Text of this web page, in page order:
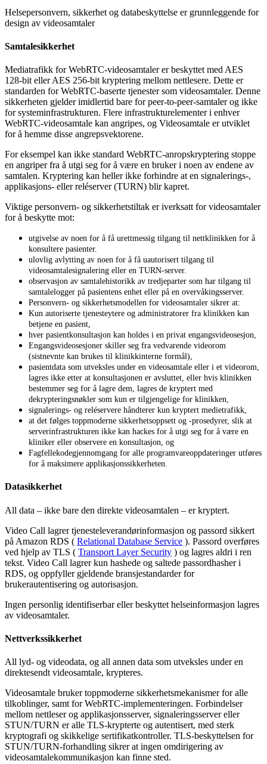
Helsepersonvern, sikkerhet og databeskyttelse er grunnleggende for
design av videosamtaler
Samtalesikkerhet
Mediatrafikk for WebRTC-videosamtaler er beskyttet med AES
128-bit eller AES 256-bit kryptering mellom nettlesere. Dette er
standarden for WebRTC-baserte tjenester som videosamtaler. Denne
sikkerheten gjelder imidlertid bare for peer-to-peer-samtaler og ikke
for systeminfrastrukturen. Flere infrastrukturelementer i enhver
WebRTC-videosamtale kan angripes, og Videosamtale er utviklet
for å hemme disse angrepsvektorene.
For eksempel kan ikke standard WebRTC-anropskryptering stoppe
en angriper fra å utgi seg for å være en bruker i noen av endene av
samtalen. Kryptering kan heller ikke forhindre at en signalerings-,
applikasjons- eller reléserver (TURN) blir kapret.
Viktige personvern- og sikkerhetstiltak er iverksatt for videosamtaler
for å beskytte mot:
utgivelse av noen for å få urettmessig tilgang til nettklinikken for å
konsultere pasienter.
ulovlig avlytting av noen for å få uautorisert tilgang til
videosamtalesignalering eller en TURN-server.
observasjon av samtalehistorikk av tredjeparter som har tilgang til
samtalelogger på pasientens enhet eller på en overvåkingsserver.
Personvern- og sikkerhetsmodellen for videosamtaler sikrer at:
Kun autoriserte tjenesteytere og administratorer fra klinikken kan
betjene en pasient,
hver pasientkonsultasjon kan holdes i en privat engangsvideosesjon,
Engangsvideosesjoner skiller seg fra vedvarende videorom
(sistnevnte kan brukes til klinikkinterne formål),
pasientdata som utveksles under en videosamtale eller i et videorom,
lagres ikke etter at konsultasjonen er avsluttet, eller hvis klinikken
bestemmer seg for å lagre dem, lagres de kryptert med
dekrypteringsnøkler som kun er tilgjengelige for klinikken,
signalerings- og reléservere håndterer kun kryptert medietrafikk,
at det følges toppmoderne sikkerhetsoppsett og -prosedyrer, slik at
serverinfrastrukturen ikke kan hackes for å utgi seg for å være en
kliniker eller observere en konsultasjon, og
Fagfellekodegjennomgang for alle programvareoppdateringer utføres
for å maksimere applikasjonssikkerheten.
Datasikkerhet
All data – ikke bare den direkte videosamtalen – er kryptert.
Video Call lagrer tjenesteleverandørinformasjon og passord sikkert
på Amazon RDS ( Relational Database Service ). Passord overføres
ved hjelp av TLS ( Transport Layer Security ) og lagres aldri i ren
tekst. Video Call lagrer kun hashede og saltede passordhasher i
RDS, og oppfyller gjeldende bransjestandarder for
brukerautentisering og autorisasjon.
Ingen personlig identifiserbar eller beskyttet helseinformasjon lagres
av videosamtaler.
Nettverkssikkerhet
All lyd- og videodata, og all annen data som utveksles under en
direktesendt videosamtale, krypteres.
Videosamtale bruker toppmoderne sikkerhetsmekanismer for alle
tilkoblinger, samt for WebRTC-implementeringen. Forbindelser
mellom nettleser og applikasjonsserver, signaleringsserver eller
STUN/TURN er alle TLS-krypterte og autentisert, med sterk
kryptografi og skikkelige sertifikatkontroller. TLS-beskyttelsen for
STUN/TURN-forhandling sikrer at ingen omdirigering av
videosamtalekommunikasjon kan finne sted.